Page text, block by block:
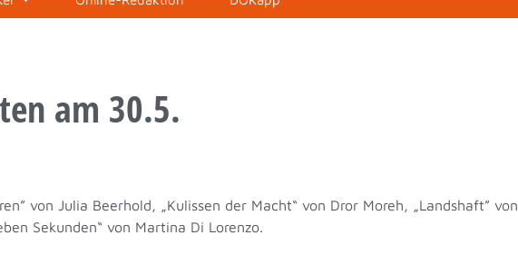
am 30.5.
von Julia Beerhold, „Kulissen der Macht“ von Dror Moreh, „Landshaft” von
Sekunden“ von Martina Di Lorenzo.